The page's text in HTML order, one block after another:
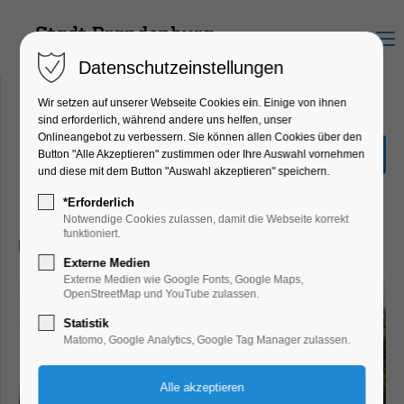
Menu
Schnuppertour durch die
Altstadt
Führung, Themenführung
Datenschutzeinstellungen
Wir setzen auf unserer Webseite Cookies ein. Einige von ihnen
sind erforderlich, während andere uns helfen, unser
Onlineangebot zu verbessern. Sie können allen Cookies über den
Button "Alle Akzeptieren" zustimmen oder Ihre Auswahl vornehmen
und diese mit dem Button "Auswahl akzeptieren" speichern.
*Erforderlich
Notwendige Cookies zulassen, damit die Webseite korrekt
funktioniert.
Externe Medien
Externe Medien wie Google Fonts, Google Maps,
OpenStreetMap und YouTube zulassen.
Statistik
Matomo, Google Analytics, Google Tag Manager zulassen.